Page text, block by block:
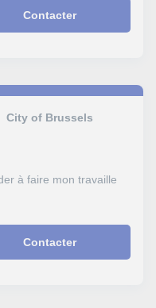
Contacter
City of Brussels
à faire mon travaille
Contacter